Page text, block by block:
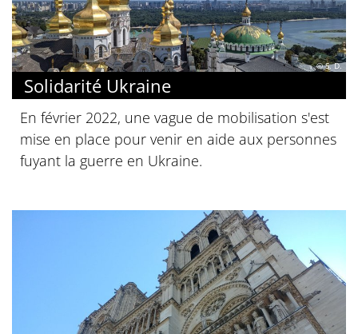
© S. D.
Solidarité Ukraine
En février 2022, une vague de mobilisation s'est
mise en place pour venir en aide aux personnes
fuyant la guerre en Ukraine.